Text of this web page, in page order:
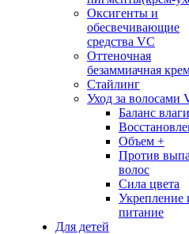
Оксигенты и
обесвечивающие
средства VC
Оттеночная
безаммиачная
Стайлинг
Уход за волосами
Баланс влаги
Объем +
Против
волос
Сила цвета
Укрепление
питание
Для детей